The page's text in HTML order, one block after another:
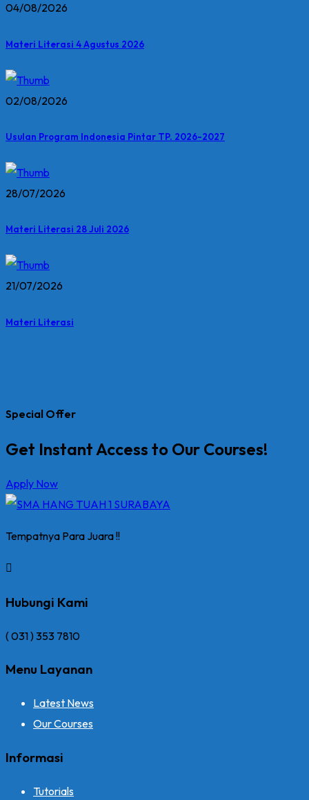
04/08/2026
Materi Literasi 4 Agustus 2026
02/08/2026
Usulan Program Indonesia Pintar TP. 2026-2027
28/07/2026
Materi Literasi 28 Juli 2026
21/07/2026
Materi Literasi
Special Offer
Get Instant Access to Our Courses!
Apply Now
Tempatnya Para Juara !!
Hubungi Kami
( 031 ) 353 7810
Menu Layanan
Latest News
Our Courses
Informasi
Tutorials